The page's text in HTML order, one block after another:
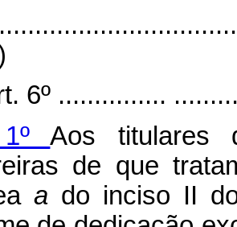
6º ...............
Aos titulares
de que
a do inciso II